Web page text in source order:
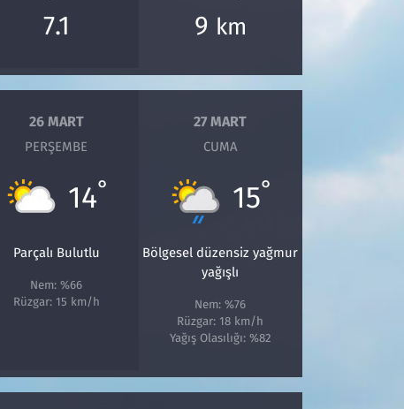
7.1 9 km
26 MART
PERŞEMBE
14°
Parçalı Bulutlu
Nem: %66
Rüzgar: 15 km/h
27 MART
CUMA
15°
Bölgesel düzensiz yağmur
yağışlı
Nem: %76
Rüzgar: 18 km/h
Yağış Olasılığı: %82